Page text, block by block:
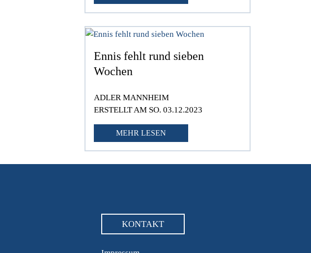
Ennis fehlt rund sieben
Wochen
ADLER MANNHEIM
ERSTELLT AM SO. 03.12.2023
MEHR LESEN
KONTAKT